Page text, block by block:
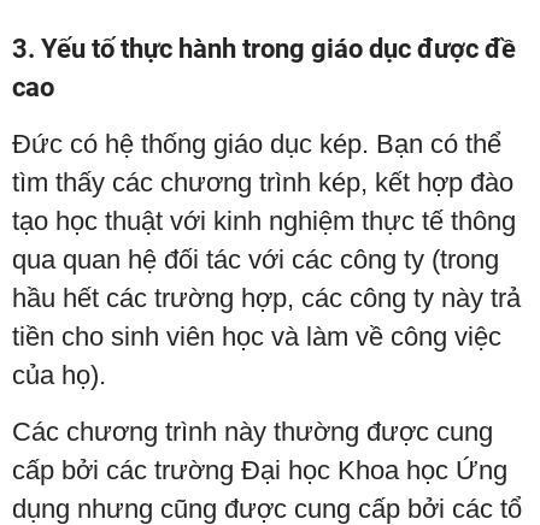
3. Yếu tố thực hành trong giáo dục được đề
cao
Đức có hệ thống giáo dục kép. Bạn có thể
tìm thấy các chương trình kép, kết hợp đào
tạo học thuật với kinh nghiệm thực tế thông
qua quan hệ đối tác với các công ty (trong
hầu hết các trường hợp, các công ty này trả
tiền cho sinh viên học và làm về công việc
của họ).
Các chương trình này thường được cung
cấp bởi các trường Đại học Khoa học Ứng
dụng nhưng cũng được cung cấp bởi các tổ